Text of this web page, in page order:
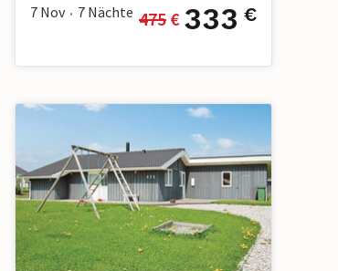
7 Nov • 7 Nächte 475 € 333 €